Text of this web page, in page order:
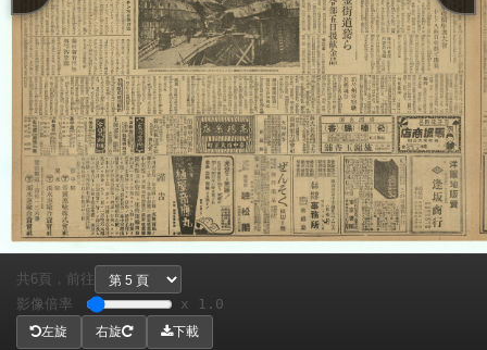
共 6頁，
前往
影像倍率
x 1.0
左旋 右旋 下載